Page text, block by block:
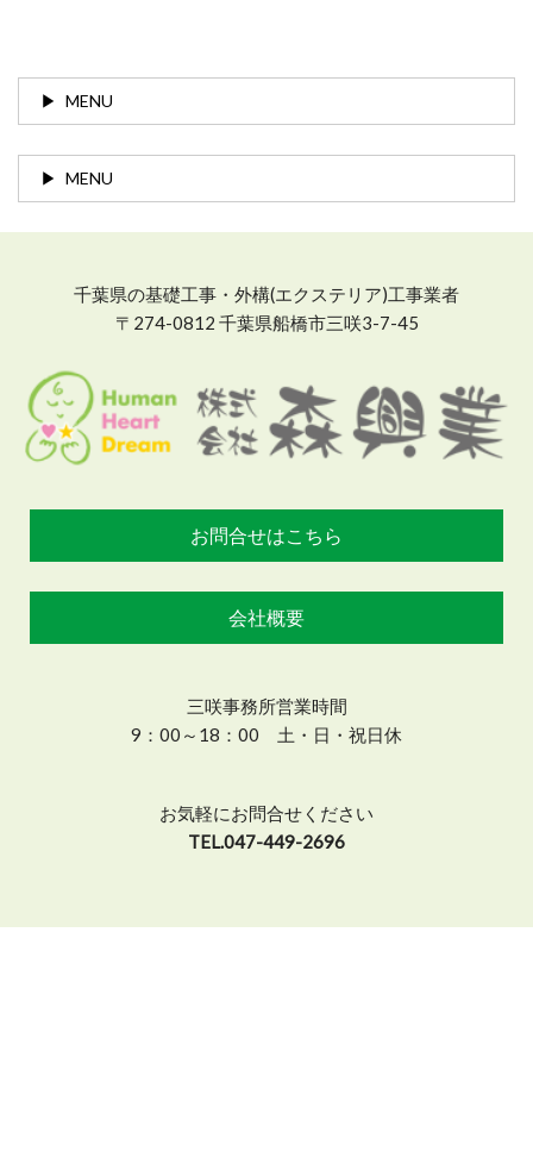
MENU
MENU
千葉県の基礎工事・外構(エクステリア)工事業者
〒274-0812 千葉県船橋市三咲3-7-45
お問合せはこちら
会社概要
三咲事務所営業時間
9：00～18：00 土・日・祝日休
お気軽にお問合せください
TEL.047-449-2696